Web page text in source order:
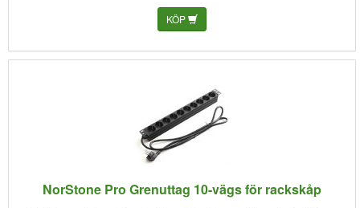
KÖP
NorStone Pro Grenuttag 10-vägs för rackskåp